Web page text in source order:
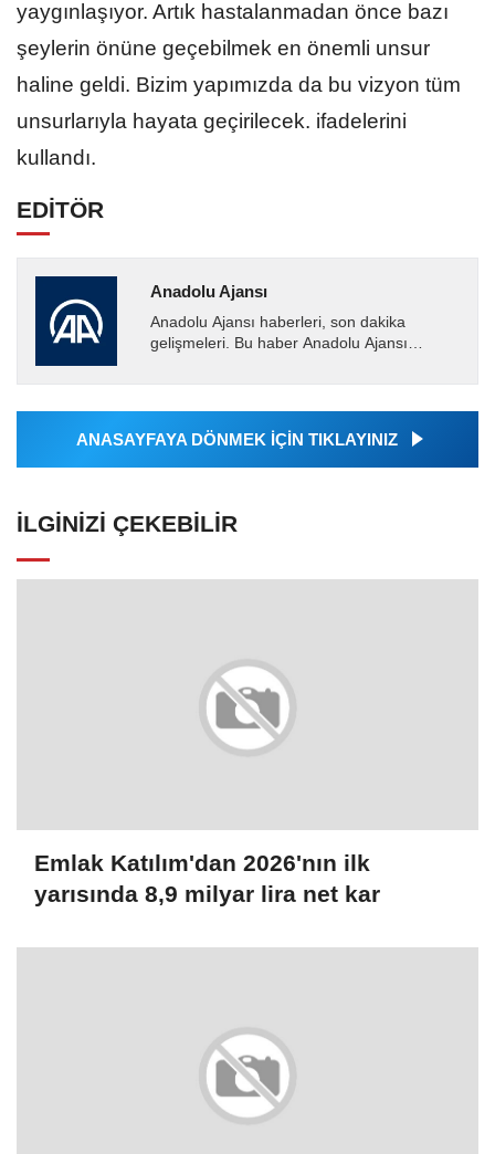
yaygınlaşıyor. Artık hastalanmadan önce bazı
şeylerin önüne geçebilmek en önemli unsur
haline geldi. Bizim yapımızda da bu vizyon tüm
unsurlarıyla hayata geçirilecek. ifadelerini
kullandı.
EDİTÖR
Anadolu Ajansı
Anadolu Ajansı haberleri, son dakika
gelişmeleri. Bu haber Anadolu Ajansı
tarafından geçilen tüm...
ANASAYFAYA DÖNMEK İÇİN TIKLAYINIZ
İLGINIZI ÇEKEBILIR
Emlak Katılım'dan 2026'nın ilk
yarısında 8,9 milyar lira net kar